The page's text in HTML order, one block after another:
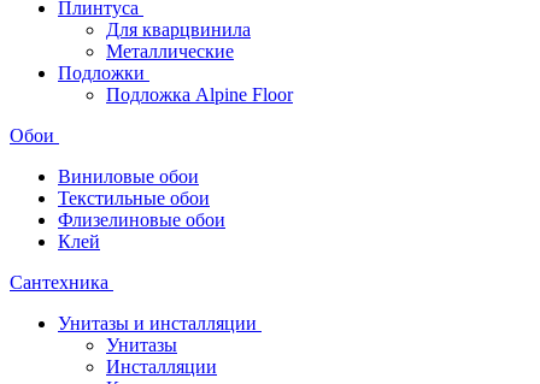
Плинтуса
Для кварцвинила
Металлические
Подложки
Подложка Alpine Floor
Обои
Виниловые обои
Текстильные обои
Флизелиновые обои
Клей
Сантехника
Унитазы и инсталляции
Унитазы
Инсталляции